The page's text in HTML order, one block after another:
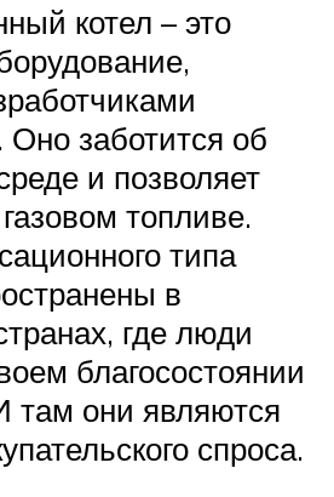
котел – это
Оно заботится об
и позволяет
топливе.
типа
в
где люди
благосостоянии
там они являются
спроса.